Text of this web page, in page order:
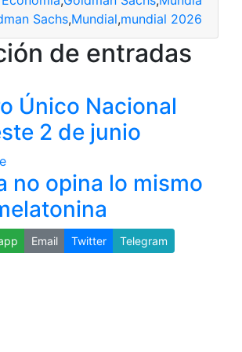
Sachs,Mundial,mundial 2026
de entradas
Único Nacional
2 de junio
no opina lo mismo
Email Twitter Telegram